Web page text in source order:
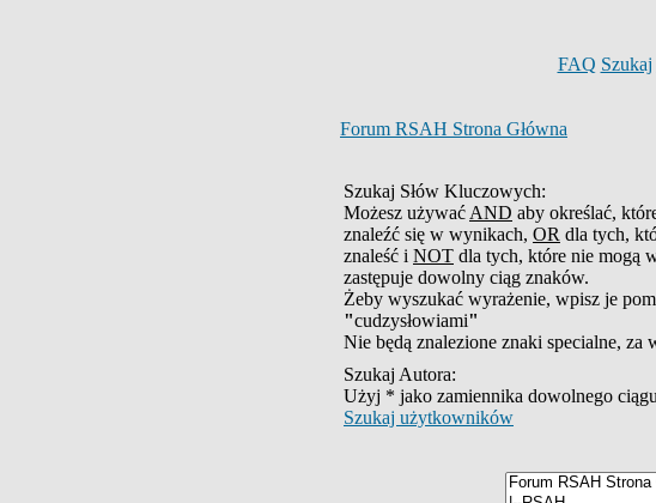
FAQ Szukaj
Forum RSAH Strona Główna
Szukaj Słów Kluczowych:
Możesz używać AND aby określać,
znaleźć się w wynikach, OR dla tych,
znaleść i NOT dla tych, które nie mogą
zastępuje dowolny ciąg znaków.
Żeby wyszukać wyrażenie, wpisz je
"cudzysłowiami"
Nie będą znalezione znaki specialne, za
Szukaj Autora:
Użyj * jako zamiennika dowolnego
Szukaj użytkowników